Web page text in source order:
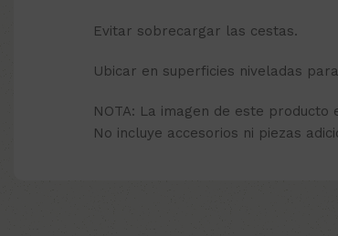
Evitar sobrecargar las cestas.
Ubicar en superficies niveladas
NOTA: La imagen de este
No incluye accesorios ni piezas